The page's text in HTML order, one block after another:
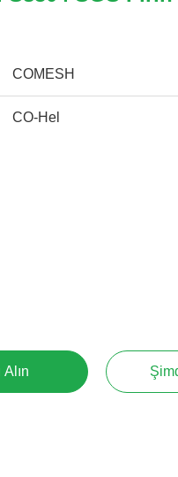
COMESH
CO-Hel
Alın